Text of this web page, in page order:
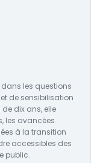
dans les questions
de sensibilisation
dix ans, elle
les avancées
à la transition
accessibles des
public.